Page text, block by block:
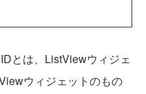
とは、ListViewウィジェ
ウィジェットのもの